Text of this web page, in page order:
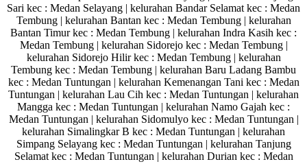
Sari kec : Medan Selayang | kelurahan Bandar Selamat kec : Medan
Tembung | kelurahan Bantan kec : Medan Tembung | kelurahan
Bantan Timur kec : Medan Tembung | kelurahan Indra Kasih kec :
Medan Tembung | kelurahan Sidorejo kec : Medan Tembung |
kelurahan Sidorejo Hilir kec : Medan Tembung | kelurahan
Tembung kec : Medan Tembung | kelurahan Baru Ladang Bambu
kec : Medan Tuntungan | kelurahan Kemenangan Tani kec : Medan
Tuntungan | kelurahan Lau Cih kec : Medan Tuntungan | kelurahan
Mangga kec : Medan Tuntungan | kelurahan Namo Gajah kec :
Medan Tuntungan | kelurahan Sidomulyo kec : Medan Tuntungan |
kelurahan Simalingkar B kec : Medan Tuntungan | kelurahan
Simpang Selayang kec : Medan Tuntungan | kelurahan Tanjung
Selamat kec : Medan Tuntungan | kelurahan Durian kec : Medan